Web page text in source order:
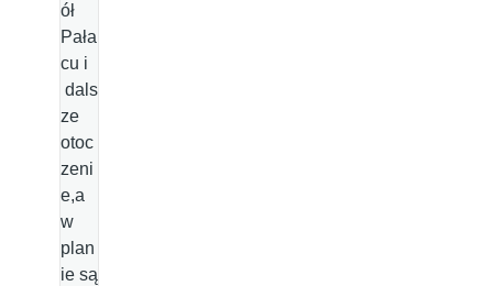
ół
Pała
cu i
dals
ze
otoc
zeni
e,a
w
plan
ie są